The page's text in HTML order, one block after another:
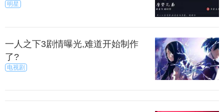
明星
一人之下3剧情曝光,难道开始制作
了?
电视剧